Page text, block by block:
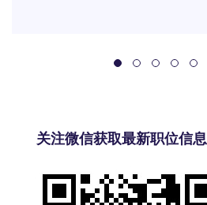
关注微信获取最新职位信息